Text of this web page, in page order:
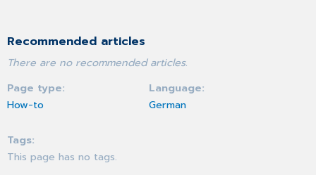
Recommended articles
There are no recommended articles.
Page type
How-to
Language
German
Tags
This page has no tags.